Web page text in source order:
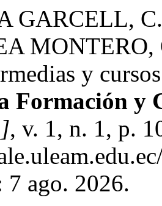
GARCELL,
y
Formación y
, v. 1, n. 1, p.
7 ago. 2026.